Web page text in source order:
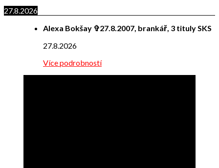
27.8.2026
Alexa Bokšay ✞27.8.2007, brankář, 3 tituly SKS
27.8.2026
Více podrobností